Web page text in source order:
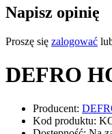
Napisz opinię
Proszę się zalogować
DEFRO
Producent:
Kod produktu: